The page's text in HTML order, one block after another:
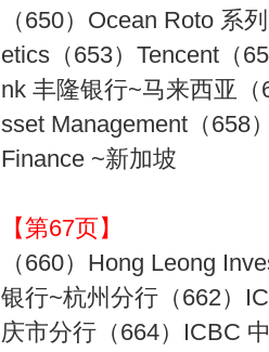
（650）Ocean Roto 系
etics（653）Tencent（
nk 丰隆银行~马来西亚
sset Management（658
Finance ~新加坡
【第67页】
（660）Hong Leong
银行~杭州分行（662）
庆市分行（664）ICBC